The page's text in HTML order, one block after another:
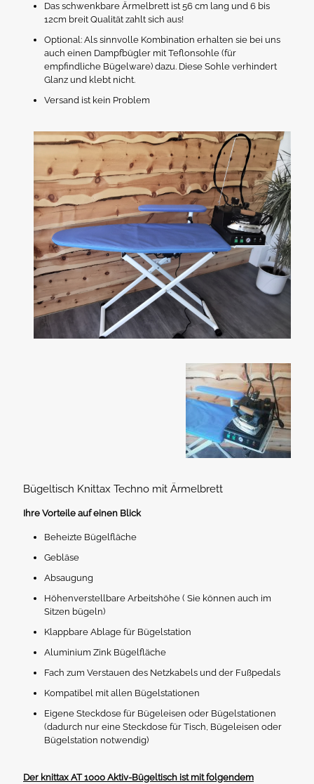
Das schwenkbare Ärmelbrett ist 56 cm lang und 6 bis
12cm breit Qualität zahlt sich aus!
Optional: Als sinnvolle Kombination erhalten sie bei uns
auch einen Dampfbügler mit Teflonsohle (für
empfindliche Bügelware) dazu. Diese Sohle verhindert
Glanz und klebt nicht.
Versand ist kein Problem
Bügeltisch Knittax Techno mit Ärmelbrett
Ihre Vorteile auf einen Blick
Beheizte Bügelfläche
Gebläse
Absaugung
Höhenverstellbare Arbeitshöhe ( Sie können auch im
Sitzen bügeln)
Klappbare Ablage für Bügelstation
Aluminium Zink Bügelfläche
Fach zum Verstauen des Netzkabels und der Fußpedals
Kompatibel mit allen Bügelstationen
Eigene Steckdose für Bügeleisen oder Bügelstationen
(dadurch nur eine Steckdose für Tisch, Bügeleisen oder
Bügelstation notwendig)
Der knittax AT 1000 Aktiv-Bügeltisch ist mit folgendem